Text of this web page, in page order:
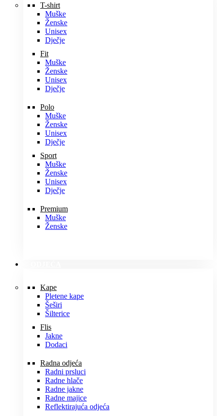
T-shirt
Muške
Ženske
Unisex
Dječje
Fit
Muške
Ženske
Unisex
Dječje
Polo
Muške
Ženske
Unisex
Dječje
Sport
Muške
Ženske
Unisex
Dječje
Premium
Muške
Ženske
Kape
Pletene kape
Šeširi
Šilterice
Flis
Jakne
Dodaci
Radna odjeća
Radni prsluci
Radne hlače
Radne jakne
Radne majice
Reflektirajuća odjeća